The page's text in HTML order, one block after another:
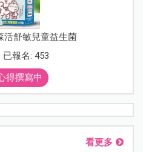
活舒敏兒童益生菌
已報名: 453
得撰寫中
看更多